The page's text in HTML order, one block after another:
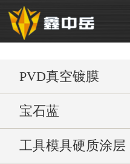
PVD真空镀膜
宝石蓝
工具模具硬质涂层